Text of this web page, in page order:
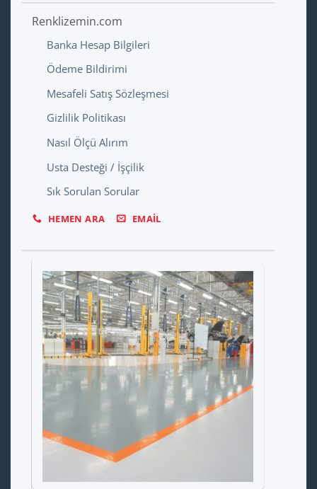
Renklizemin.com
Banka Hesap Bilgileri
Ödeme Bildirimi
Mesafeli Satış Sözleşmesi
Gizlilik Politikası
Nasıl Ölçü Alırım
Usta Desteği / İşçilik
Sık Sorulan Sorular
HEMEN ARA EMAIL